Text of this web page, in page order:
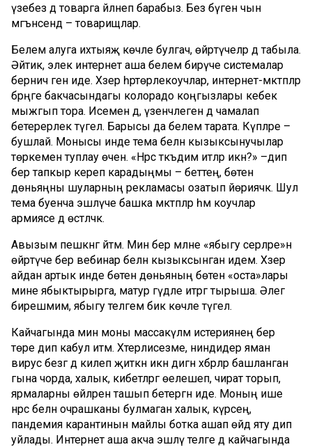
үзебез дә товарга әйләнеп барабыз. Без бүген чын
мәгънәсендә – товарищлар.
Белем алуга ихтыяҗ көчле булгач, өйрәтүчеләр дә табыла.
Әйтик, элек интернет аша белем бирүче системалар
берничә генә иде. Хәзер һәртөрлекоучлар, интернет-мәктәпләр
бәрәңге бакчасындагы колорадо коңгызлары кебек
мыжгып тора. Исемен дә, үзенчәлеген дә чамалап
бетерерлек түгел. Барысы да белем тарата. Күпләре –
бушлай. Монысы инде тема белән кызыксынучылар
төркемен туплау өчен. «Нәрсә тәкъдим итәләр икән?» –дип
бер тапкыр кереп карадыңмы – беттең, бөтен
дөньяңны шуларның рекламасы озатып йөриячәк. Шул
тема буенча эшләүче башка мәктәпләр һәм коучлар
армиясе дә өстәләчәк.
Авызым пешкәнгә әйтәм. Мин бер мәлне «ябыгу серләре»нә
өйрәтүче бер вебинар белән кызыксынган идем. Хәзер
айдан артык инде бөтен дөньяның бөтен «оста»лары
мине ябыктырырга, матур гәүдәле итәргә тырыша. Әлегә
бирешмим, ябыгу теләгем бик көчле түгел.
Кайчагында мин моны массакүләм истериянең бер
төре дип кабул итәм. Хәтерлисезме, ниндидер яман
вирус безгә дә килеп җиткән икән дигән хәбәрләр башланган
гына чорда, халык, кибетләргә өелешеп, чират торып,
ярмаларны өйләренә ташып бетергән иде. Моның ише
нәрсә белән очрашканы булмаган халык, күрәсең,
пандемия карантинын майлы ботка ашап өйдә яту дип
уйлады. Интернет аша акча эшләү теләге дә кайчагында